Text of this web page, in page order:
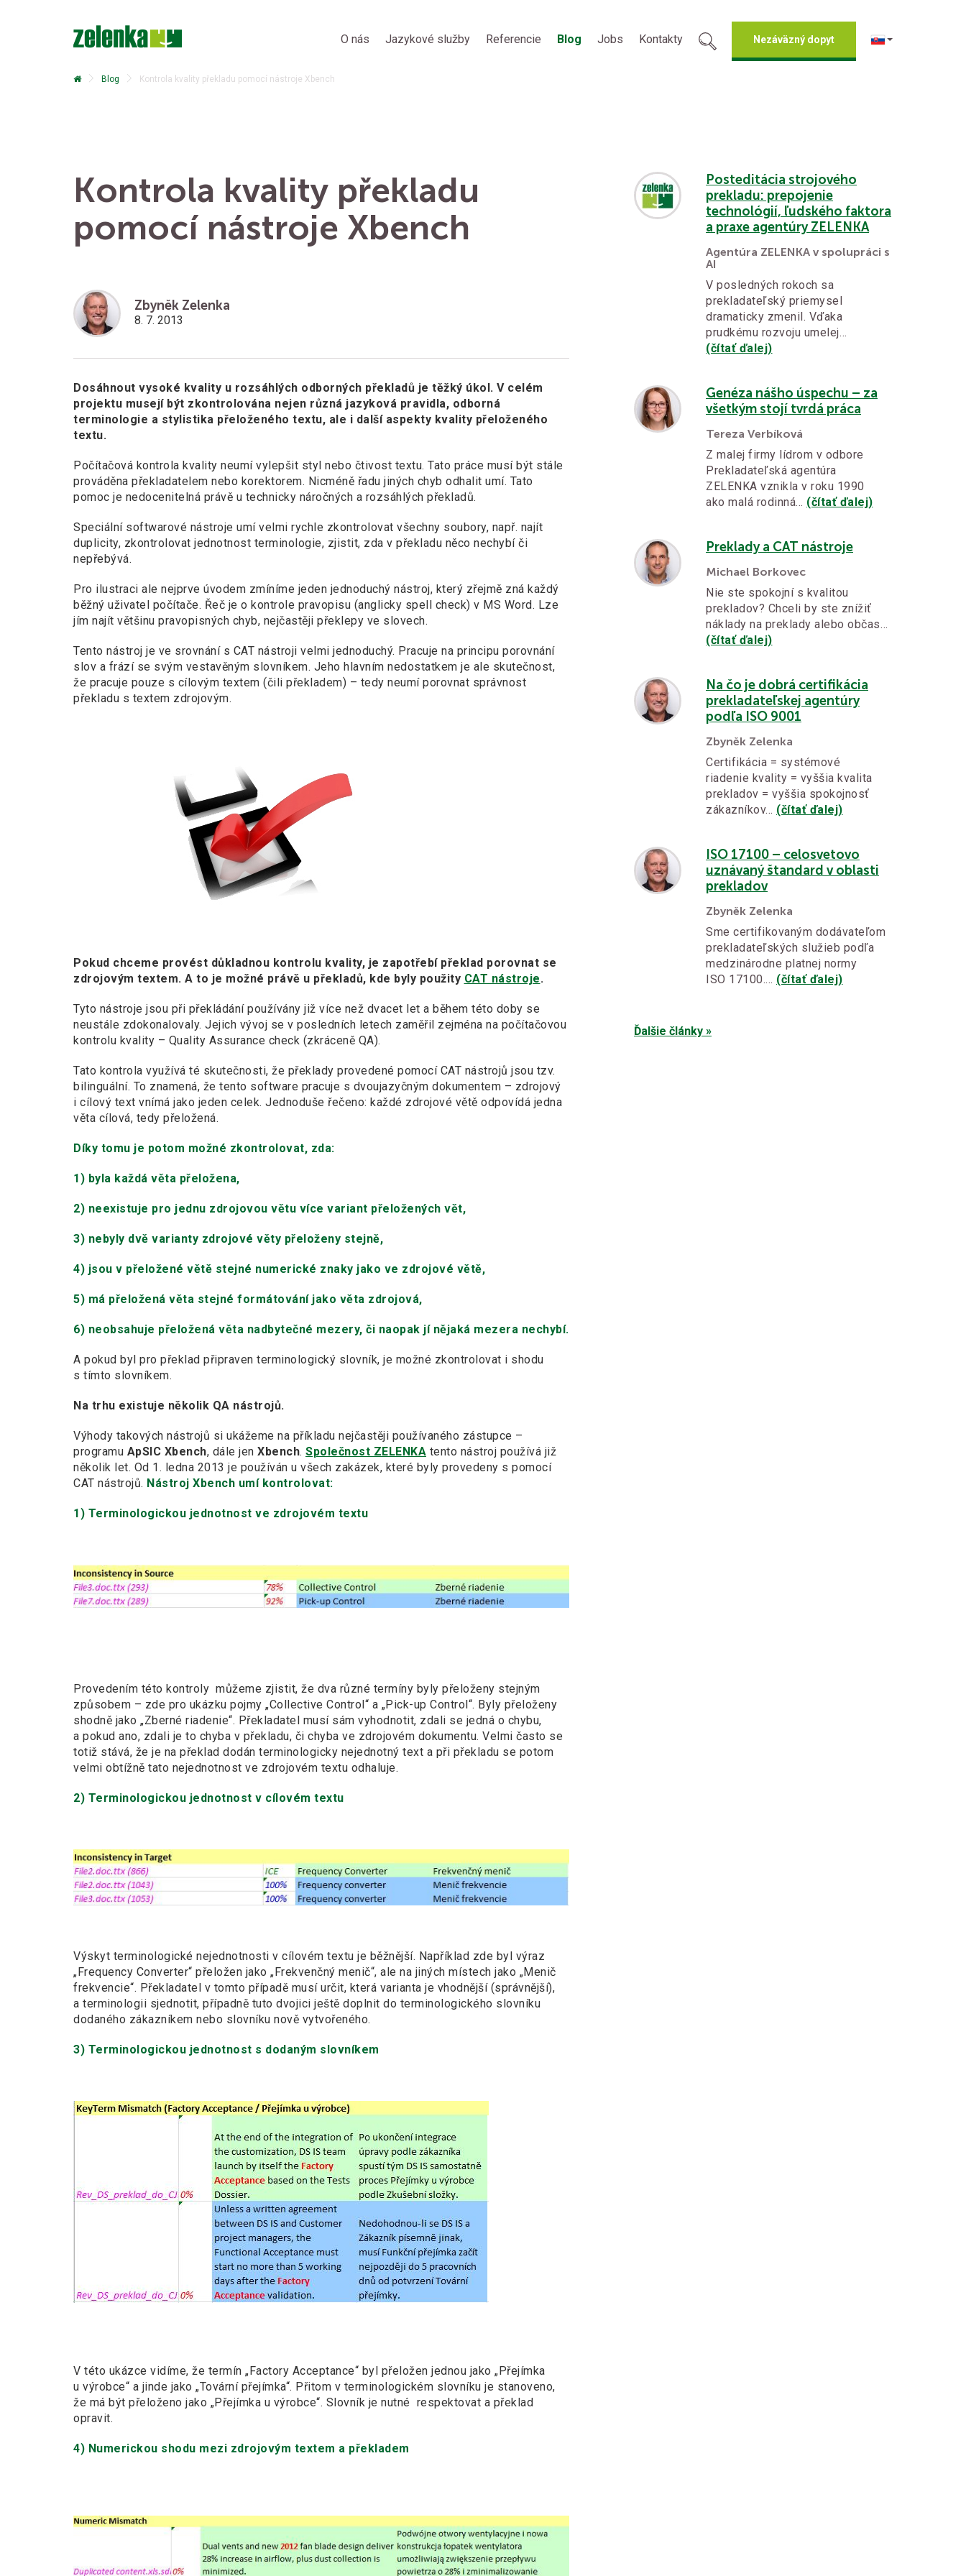
O nás Jazykové služby Referencie Blog Jobs Kontakty Nezáväzný dopyt
Blog Kontrola kvality překladu pomocí nástroje Xbench
Kontrola kvality překladu
pomocí nástroje Xbench
Zbyněk Zelenka
8. 7. 2013
Dosáhnout vysoké kvality u rozsáhlých odborných překladů je těžký úkol. V celém
projektu musejí být zkontrolována nejen různá jazyková pravidla, odborná
terminologie a stylistika přeloženého textu, ale i další aspekty kvality přeloženého
textu.
Počítačová kontrola kvality neumí vylepšit styl nebo čtivost textu. Tato práce musí být stále
prováděna překladatelem nebo korektorem. Nicméně řadu jiných chyb odhalit umí. Tato
pomoc je nedocenitelná právě u technicky náročných a rozsáhlých překladů.
Speciální softwarové nástroje umí velmi rychle zkontrolovat všechny soubory, např. najít
duplicity, zkontrolovat jednotnost terminologie, zjistit, zda v překladu něco nechybí či
nepřebývá.
Pro ilustraci ale nejprve úvodem zmíníme jeden jednoduchý nástroj, který zřejmě zná každý
běžný uživatel počítače. Řeč je o kontrole pravopisu (anglicky spell check) v MS Word. Lze
jím najít většinu pravopisných chyb, nejčastěji překlepy ve slovech.
Tento nástroj je ve srovnání s CAT nástroji velmi jednoduchý. Pracuje na principu porovnání
slov a frází se svým vestavěným slovníkem. Jeho hlavním nedostatkem je ale skutečnost,
že pracuje pouze s cílovým textem (čili překladem) – tedy neumí porovnat správnost
překladu s textem zdrojovým.
Pokud chceme provést důkladnou kontrolu kvality, je zapotřebí překlad porovnat se
zdrojovým textem. A to je možné právě u překladů, kde byly použity CAT nástroje.
Tyto nástroje jsou při překládání používány již více než dvacet let a během této doby se
neustále zdokonalovaly. Jejich vývoj se v posledních letech zaměřil zejména na počítačovou
kontrolu kvality – Quality Assurance check (zkráceně QA).
Tato kontrola využívá té skutečnosti, že překlady provedené pomocí CAT nástrojů jsou tzv.
bilinguální. To znamená, že tento software pracuje s dvoujazyčným dokumentem – zdrojový
i cílový text vnímá jako jeden celek. Jednoduše řečeno: každé zdrojové větě odpovídá jedna
věta cílová, tedy přeložená.
Díky tomu je potom možné zkontrolovat, zda:
1) byla každá věta přeložena,
2) neexistuje pro jednu zdrojovou větu více variant přeložených vět,
3) nebyly dvě varianty zdrojové věty přeloženy stejně,
4) jsou v přeložené větě stejné numerické znaky jako ve zdrojové větě,
5) má přeložená věta stejné formátování jako věta zdrojová,
6) neobsahuje přeložená věta nadbytečné mezery, či naopak jí nějaká mezera nechybí.
A pokud byl pro překlad připraven terminologický slovník, je možné zkontrolovat i shodu
s tímto slovníkem.
Na trhu existuje několik QA nástrojů.
Výhody takových nástrojů si ukážeme na příkladu nejčastěji používaného zástupce –
programu ApSIC Xbench, dále jen Xbench. Společnost ZELENKA tento nástroj používá již
několik let. Od 1. ledna 2013 je používán u všech zakázek, které byly provedeny s pomocí
CAT nástrojů. Nástroj Xbench umí kontrolovat:
1) Terminologickou jednotnost ve zdrojovém textu
Provedením této kontroly můžeme zjistit, že dva různé termíny byly přeloženy stejným
způsobem – zde pro ukázku pojmy „Collective Control“ a „Pick-up Control“. Byly přeloženy
shodně jako „Zberné riadenie“. Překladatel musí sám vyhodnotit, zdali se jedná o chybu,
a pokud ano, zdali je to chyba v překladu, či chyba ve zdrojovém dokumentu. Velmi často se
totiž stává, že je na překlad dodán terminologicky nejednotný text a při překladu se potom
velmi obtížně tato nejednotnost ve zdrojovém textu odhaluje.
2) Terminologickou jednotnost v cílovém textu
Výskyt terminologické nejednotnosti v cílovém textu je běžnější. Například zde byl výraz
„Frequency Converter“ přeložen jako „Frekvenčný menič“, ale na jiných místech jako „Menič
frekvencie“. Překladatel v tomto případě musí určit, která varianta je vhodnější (správnější),
a terminologii sjednotit, případně tuto dvojici ještě doplnit do terminologického slovníku
dodaného zákazníkem nebo slovníku nově vytvořeného.
3) Terminologickou jednotnost s dodaným slovníkem
V této ukázce vidíme, že termín „Factory Acceptance“ byl přeložen jednou jako „Přejímka
u výrobce“ a jinde jako „Tovární přejímka“. Přitom v terminologickém slovníku je stanoveno,
že má být přeloženo jako „Přejímka u výrobce“. Slovník je nutné respektovat a překlad
opravit.
4) Numerickou shodu mezi zdrojovým textem a překladem
Posteditácia strojového
prekladu: prepojenie
technológií, ľudského faktora
a praxe agentúry ZELENKA
Agentúra ZELENKA v spolupráci s
AI
V posledných rokoch sa
prekladateľský priemysel
dramaticky zmenil. Vďaka
prudkému rozvoju umelej…
(čítať ďalej)
Genéza nášho úspechu – za
všetkým stojí tvrdá práca
Tereza Verbíková
Z malej firmy lídrom v odbore
Prekladateľská agentúra
ZELENKA vznikla v roku 1990
ako malá rodinná… (čítať ďalej)
Preklady a CAT nástroje
Michael Borkovec
Nie ste spokojní s kvalitou
prekladov? Chceli by ste znížiť
náklady na preklady alebo občas…
(čítať ďalej)
Na čo je dobrá certifikácia
prekladateľskej agentúry
podľa ISO 9001
Zbyněk Zelenka
Certifikácia = systémové
riadenie kvality = vyššia kvalita
prekladov = vyššia spokojnosť
zákazníkov… (čítať ďalej)
ISO 17100 – celosvetovo
uznávaný štandard v oblasti
prekladov
Zbyněk Zelenka
Sme certifikovaným dodávateľom
prekladateľských služieb podľa
medzinárodne platnej normy
ISO 17100.… (čítať ďalej)
Ďalšie články »